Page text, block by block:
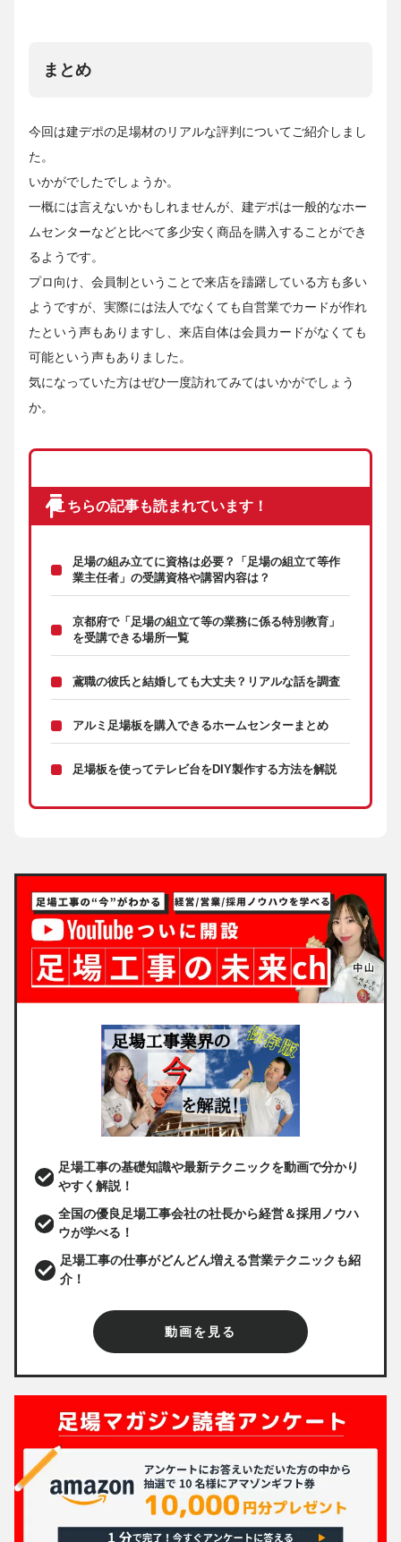
まとめ
今回は建デポの足場材のリアルな評判についてご紹介しまし
た。
いかがでしたでしょうか。
一概には言えないかもしれませんが、建デポは一般的なホー
ムセンターなどと比べて多少安く商品を購入することができ
るようです。
プロ向け、会員制ということで来店を躊躇している方も多い
ようですが、実際には法人でなくても自営業でカードが作れ
たという声もありますし、来店自体は会員カードがなくても
可能という声もありました。
気になっていた方はぜひ一度訪れてみてはいかがでしょう
か。
こちらの記事も読まれています！
足場の組み立てに資格は必要？「足場の組立て等作
業主任者」の受講資格や講習内容は？
京都府で「足場の組立て等の業務に係る特別教育」
を受講できる場所一覧
鳶職の彼氏と結婚しても大丈夫？リアルな話を調査
アルミ足場板を購入できるホームセンターまとめ
足場板を使ってテレビ台をDIY製作する方法を解説
足場工事の基礎知識や最新テクニックを動画で分かり
やすく解説！
全国の優良足場工事会社の社長から経営＆採用ノウハ
ウが学べる！
足場工事の仕事がどんどん増える営業テクニックも紹
介！
動画を見る